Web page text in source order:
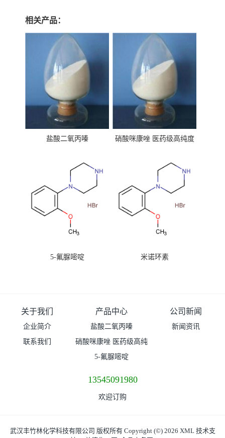
相关产品：
盐酸二氧丙嗪
硝酸咪康唑 医药级高纯度
5-氟脲嘧啶 米诺环素
关于我们
企业简介
联系我们
产品中心
盐酸二氧丙嗪
硝酸咪康唑 医药级高纯
度99%原粉
5-氟脲嘧啶
公司新闻
新闻资讯
13545091980
欢迎订购
武汉丰竹林化学科技有限公司 版权所有 Copyright (©) 2026 XML技术支